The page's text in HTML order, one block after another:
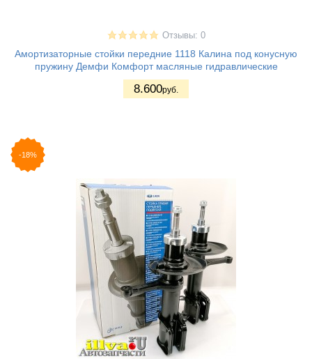
Отзывы: 0
Амортизаторные стойки передние 1118 Калина под конусную
пружину Демфи Комфорт масляные гидравлические
8.600руб.
-18%